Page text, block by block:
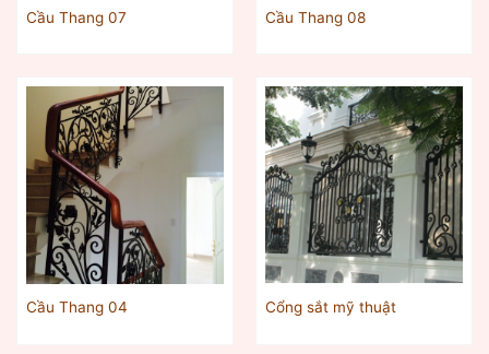
Cầu Thang 07 Cầu Thang 08
Cầu Thang 04 Cổng sắt mỹ thuật